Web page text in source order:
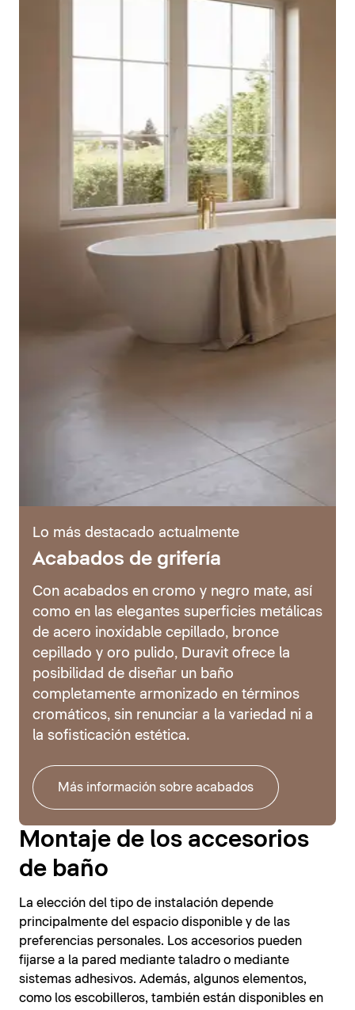
Lo más destacado actualmente
Acabados de grifería
Con acabados en cromo y negro mate, así
como en las elegantes superficies metálicas
de acero inoxidable cepillado, bronce
cepillado y oro pulido, Duravit ofrece la
posibilidad de diseñar un baño
completamente armonizado en términos
cromáticos, sin renunciar a la variedad ni a
la sofisticación estética.
Más información sobre acabados
Montaje de los accesorios
de baño
La elección del tipo de instalación depende
principalmente del espacio disponible y de las
preferencias personales. Los accesorios pueden
fijarse a la pared mediante taladro o mediante
sistemas adhesivos. Además, algunos elementos,
como los escobilleros, también están disponibles en